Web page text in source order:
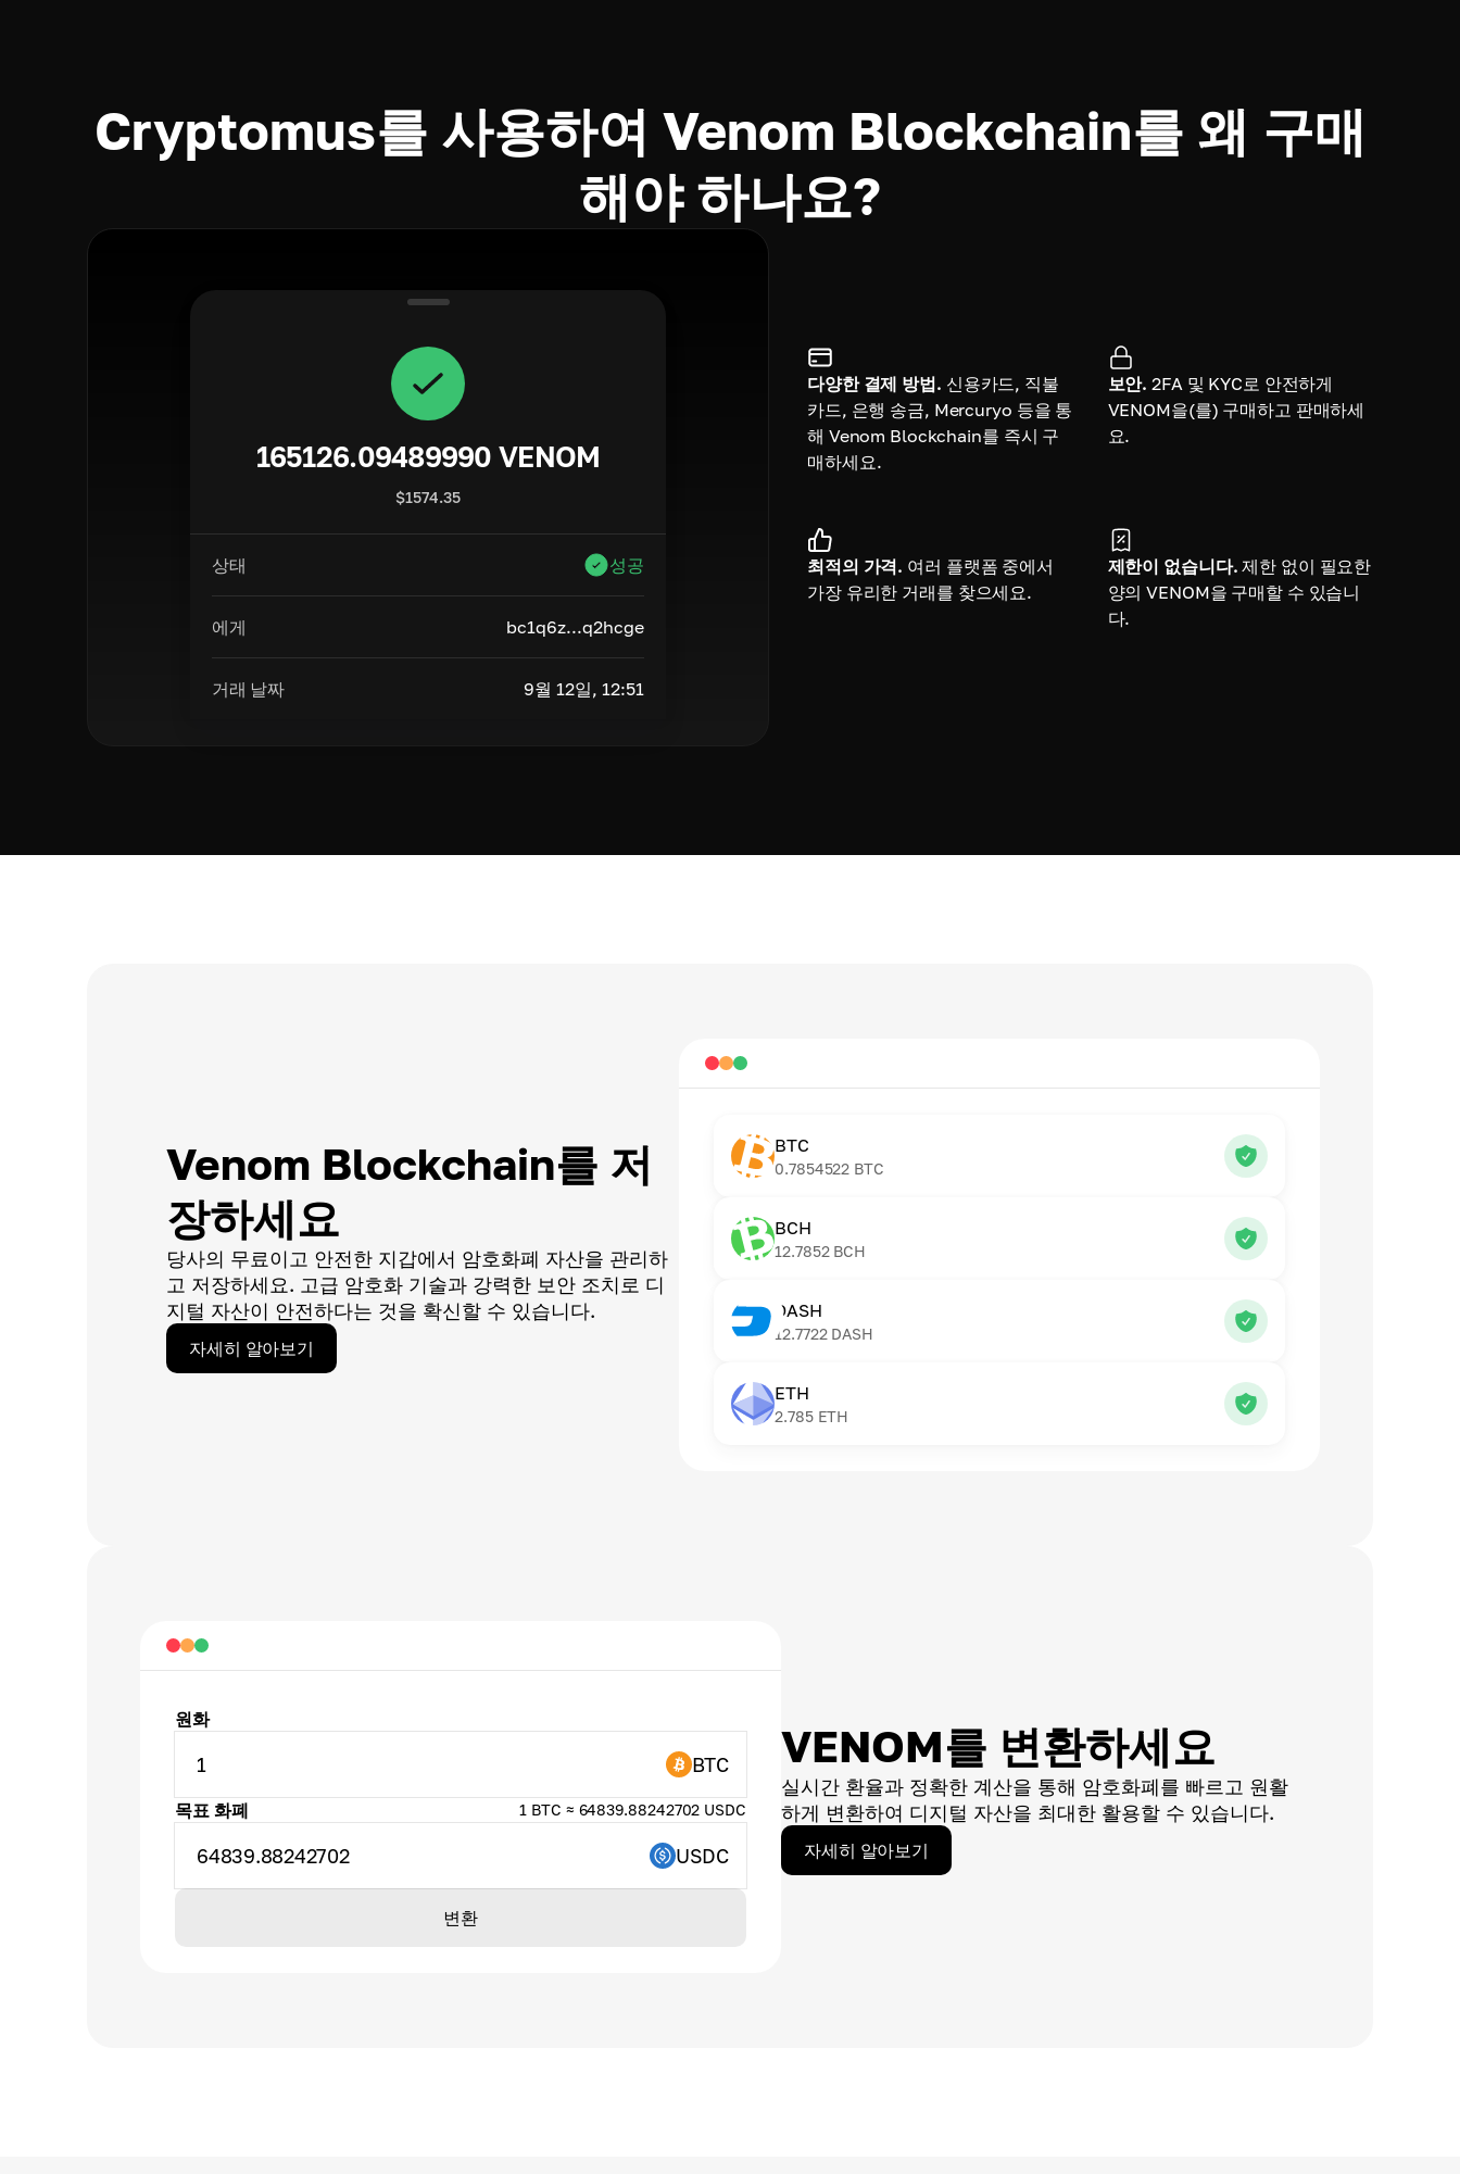
Cryptomus를 사용하여 Venom Blockchain를 왜 구매
해야 하나요?
165126.09489990 VENOM
$1574.35
상태 성공
에게 bc1q6z...q2hcge
거래 날짜 9월 12일, 12:51
다양한 결제 방법. 신용카드, 직불
카드, 은행 송금, Mercuryo 등을 통
해 Venom Blockchain를 즉시 구
매하세요.
보안. 2FA 및 KYC로 안전하게
VENOM을(를) 구매하고 판매하세
요.
최적의 가격. 여러 플랫폼 중에서
가장 유리한 거래를 찾으세요.
제한이 없습니다. 제한 없이 필요한
양의 VENOM을 구매할 수 있습니
다.
Venom Blockchain를 저
장하세요
당사의 무료이고 안전한 지갑에서 암호화폐 자산을 관리하
고 저장하세요. 고급 암호화 기술과 강력한 보안 조치로 디
지털 자산이 안전하다는 것을 확신할 수 있습니다.
자세히 알아보기
BTC
0.7854522 BTC
BCH
12.7852 BCH
DASH
12.7722 DASH
ETH
2.785 ETH
VENOM를 변환하세요
실시간 환율과 정확한 계산을 통해 암호화폐를 빠르고 원활
하게 변환하여 디지털 자산을 최대한 활용할 수 있습니다.
자세히 알아보기
원화
1 BTC
목표 화폐 1 BTC ≈ 64839.88242702 USDC
64839.88242702 USDC
변환